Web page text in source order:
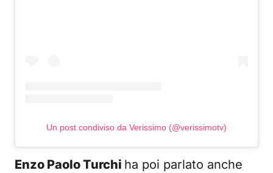
Un post condiviso da Verissimo (@verissimotv)
Enzo Paolo Turchi ha poi parlato anche